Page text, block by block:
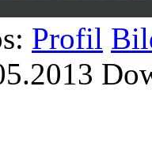
Profil